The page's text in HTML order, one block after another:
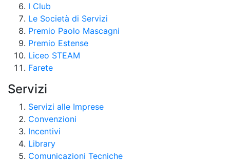
I Club
Le Società di Servizi
Premio Paolo Mascagni
Premio Estense
Liceo STEAM
Farete
Servizi
Servizi alle Imprese
Convenzioni
Incentivi
Library
Comunicazioni Tecniche